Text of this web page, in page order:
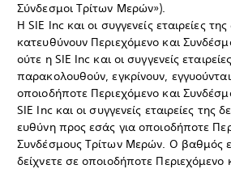
Σύνδεσμοι Τρίτων Μερών»).
Η SIE Inc και οι συγγενείς εταιρείες
κατευθύνουν Περιεχόμενο και
ούτε η SIE Inc και οι συγγενείς
παρακολουθούν, εγκρίνουν,
οποιοδήποτε Περιεχόμενο και
SIE Inc και οι συγγενείς εταιρείες της
ευθύνη προς εσάς για οποιοδήποτε
Συνδέσμους Τρίτων Μερών. Ο βαθμός
δείχνετε σε οποιοδήποτε Περιεχόμενο